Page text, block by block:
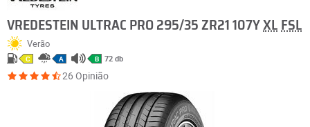
VREDESTEIN ULTRAC PRO 295/35 ZR21 107Y XL FSL
Verão
C A B 72 db
26 Opinião